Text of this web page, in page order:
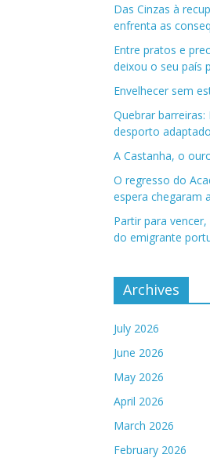
Das Cinzas à
enfrenta as
Entre pratos e
deixou o seu país
Envelhecer sem
Quebrar
desporto adaptado
A Castanha, o
O regresso do
espera chegaram
Partir para
do emigrante
Archives
July 2026
June 2026
May 2026
April 2026
March 2026
February 2026